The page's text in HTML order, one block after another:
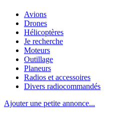
Avions
Drones
Hélicoptères
Je recherche
Moteurs
Outillage
Planeurs
Radios et accessoires
Divers radiocommandés
Ajouter une petite annonce...